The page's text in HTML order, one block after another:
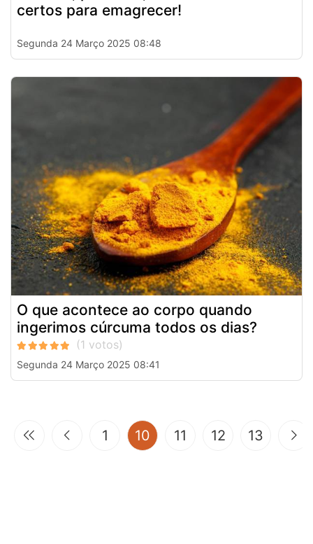
certos para emagrecer!
Segunda 24 Março 2025 08:48
O que acontece ao corpo quando
ingerimos cúrcuma todos os dias?
Segunda 24 Março 2025 08:41
1 10 (current)
11 12 13